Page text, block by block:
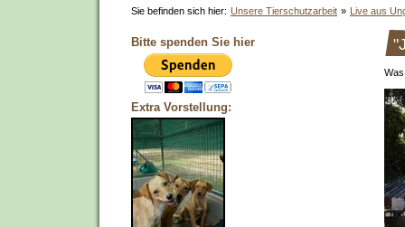
Sie befinden sich hier: Unsere Tierschutzarbeit » Live aus
Bitte spenden Sie hier
Extra Vorstellung: